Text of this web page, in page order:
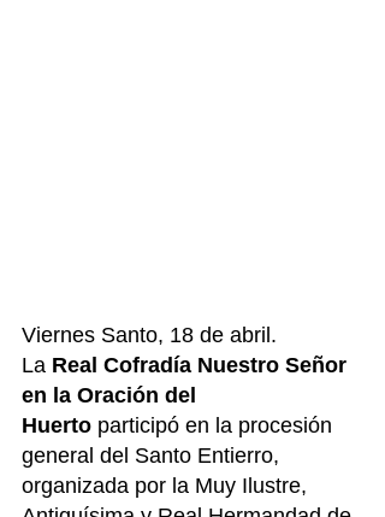
Viernes Santo, 18 de abril.
La Real Cofradía Nuestro Señor
en la Oración del
Huerto participó en la procesión
general del Santo Entierro,
organizada por la Muy Ilustre,